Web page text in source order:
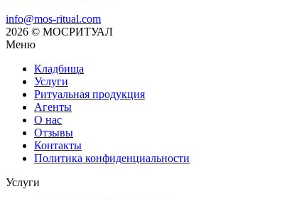
info@mos-ritual.com
2026 © МОСРИТУАЛ
Меню
Кладбища
Услуги
Ритуальная продукция
Агенты
О нас
Отзывы
Контакты
Политика конфиденциальности
Услуги